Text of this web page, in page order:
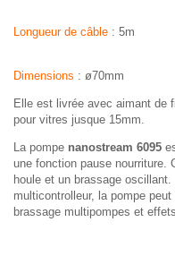
Longueur de câble : 5m
Dimensions : ø70mm
Elle est livrée avec aimant de
pour vitres jusque 15mm.
La pompe nanostream 6095
une fonction pause nourriture.
houle et un brassage
multicontrolleur, la pompe
brassage multipompes et